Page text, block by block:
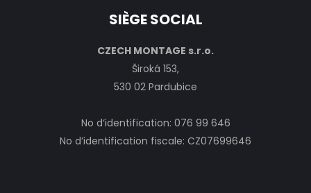
SIÈGE SOCIAL
CZECH MONTAGE s.r.o.
Široká 153,
530 02 Pardubice
No d‘identification: 076 99 646
No d’identification fiscale: CZ07699646